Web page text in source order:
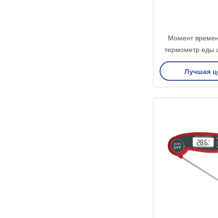
Момент
термометр еды
Лучшая